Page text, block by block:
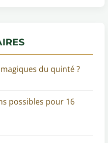
du quinté ?
possibles pour 16